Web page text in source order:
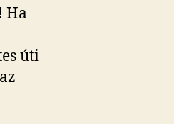
Ha
úti